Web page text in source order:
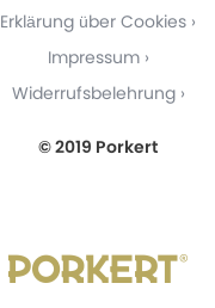
Erklärung über Cookies
Impressum
Widerrufsbelehrung
© 2019 Porkert